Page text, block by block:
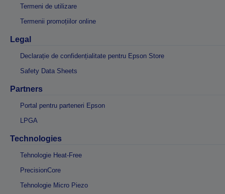
Termeni de utilizare
Termenii promoțiilor online
Legal
Declarație de confidențialitate pentru Epson Store
Safety Data Sheets
Partners
Portal pentru parteneri Epson
LPGA
Technologies
Tehnologie Heat-Free
PrecisionCore
Tehnologie Micro Piezo